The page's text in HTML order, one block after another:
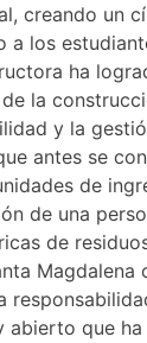
creando un
a los
ha
la
y la
antes se
de
de una
de
Magdalena
abierto que ha